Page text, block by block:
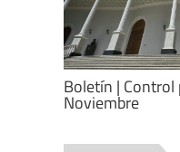
Boletín |
Noviembre